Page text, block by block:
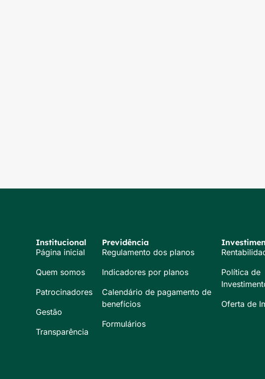
Institucional
Página inicial
Quem somos
Patrocinadores
Gestão
Transparência
Previdência
Regulamento dos planos
Indicadores por planos
Calendário de pagamento de
benefícios
Formulários
Política de
Oferta de